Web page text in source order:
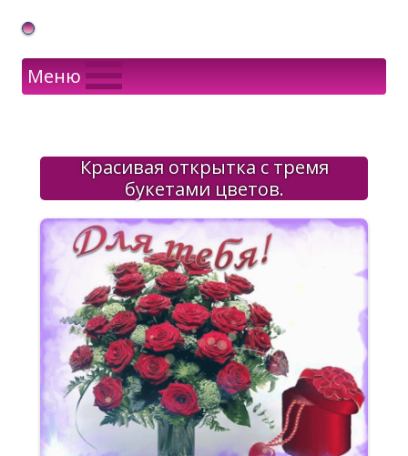
Gif Открытки в подарок
Меню
Красивая открытка с тремя
букетами цветов.